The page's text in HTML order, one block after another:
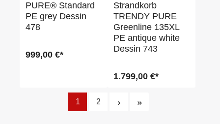
PURE® Standard
PE grey Dessin
478
999,00 €*
Strandkorb
TRENDY PURE
Greenline 135XL
PE antique white
Dessin 743
1.799,00 €*
1 2